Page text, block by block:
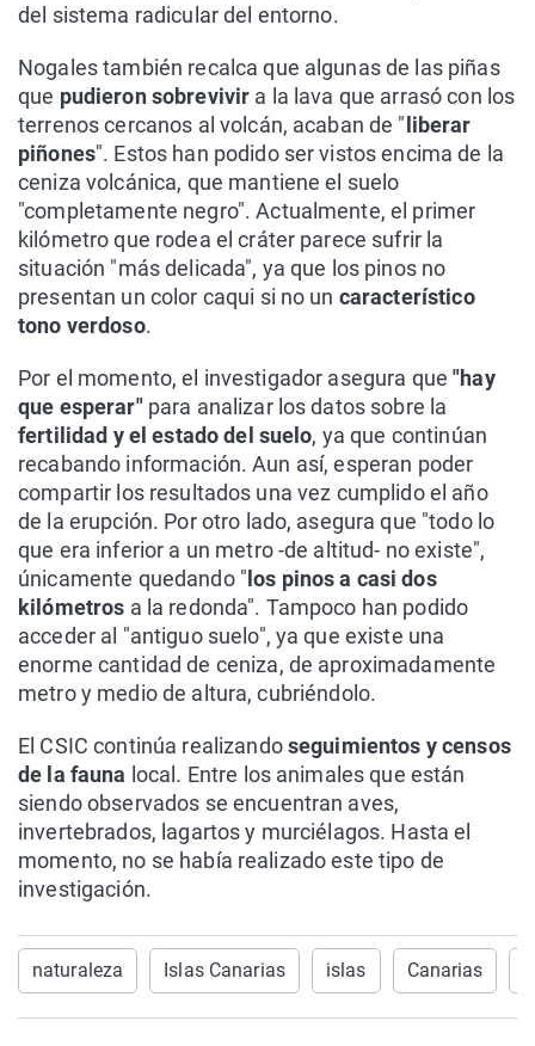
del sistema radicular del entorno.
Nogales también recalca que algunas de las piñas
que pudieron sobrevivir a la lava que arrasó con los
terrenos cercanos al volcán, acaban de " liberar
piñones". Estos han podido ser vistos encima de la
ceniza volcánica, que mantiene el suelo
"completamente negro". Actualmente, el primer
kilómetro que rodea el cráter parece sufrir la
situación "más delicada", ya que los pinos no
presentan un color caqui si no un característico
tono verdoso.
Por el momento, el investigador asegura que"hay
que esperar"para analizar los datos sobre la
fertilidad y el estado del suelo, ya que continúan
recabando información. Aun así, esperan poder
compartir los resultados una vez cumplido el año
de la erupción. Por otro lado, asegura que "todo lo
que era inferior a un metro -de altitud- no existe",
únicamente quedando " los pinos a casi dos
kilómetros a la redonda". Tampoco han podido
acceder al "antiguo suelo", ya que existe una
enorme cantidad de ceniza, de aproximadamente
metro y medio de altura, cubriéndolo.
El CSIC continúa realizandoseguimientos y censos
de la fauna local. Entre los animales que están
siendo observados se encuentran aves,
invertebrados, lagartos y murciélagos. Hasta el
momento, no se había realizado este tipo de
investigación.
naturaleza Islas Canarias islas Canarias